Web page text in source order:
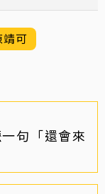
靖可
句「還會來